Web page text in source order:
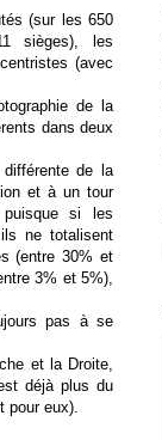
(sur les 650
sièges), les
(avec
de la
dans deux
de la
et à un tour
si les
ne totalisent
(entre 30% et
3% et 5%),
pas à se
et la Droite,
déjà plus du
pour eux).